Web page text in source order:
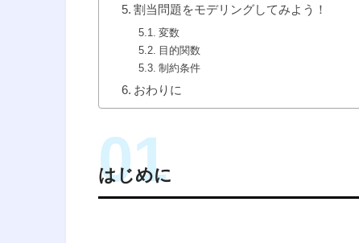
割当問題をモデリングしてみよう！
変数
目的関数
制約条件
おわりに
はじめに